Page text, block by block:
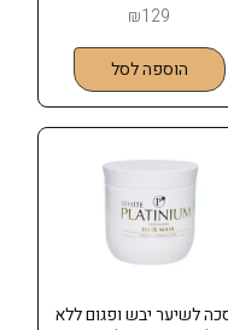
MITCHELL
₪129
הוספה לסל
לשיער יבש ופגום ללא